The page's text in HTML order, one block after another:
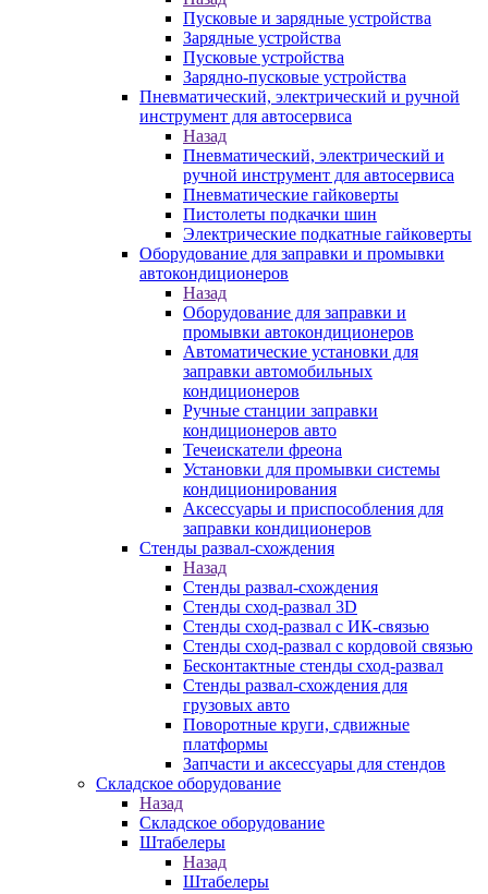
Пусковые и зарядные устройства
Зарядные устройства
Пусковые устройства
Зарядно-пусковые устройства
Пневматический, электрический и ручной
инструмент для автосервиса
Назад
Пневматический, электрический и
ручной инструмент для автосервиса
Пневматические гайковерты
Пистолеты подкачки шин
Электрические подкатные гайковерты
Оборудование для заправки и промывки
автокондиционеров
Назад
Оборудование для заправки и
промывки автокондиционеров
Автоматические установки для
заправки автомобильных
кондиционеров
Ручные станции заправки
кондиционеров авто
Течеискатели фреона
Установки для промывки системы
кондиционирования
Аксессуары и приспособления для
заправки кондиционеров
Стенды развал-схождения
Назад
Стенды развал-схождения
Стенды сход-развал 3D
Стенды сход-развал с ИК-связью
Стенды сход-развал с кордовой связью
Бесконтактные стенды сход-развал
Стенды развал-схождения для
грузовых авто
Поворотные круги, сдвижные
платформы
Запчасти и аксессуары для стендов
Складское оборудование
Назад
Складское оборудование
Штабелеры
Назад
Штабелеры